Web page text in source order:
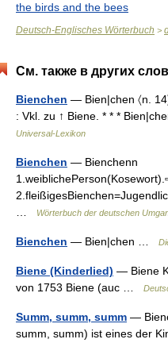
the birds and the bees
Deutsch-Englisches Wörterbuch >
См. также в других
Bienchen — Bien|chen 〈n.
: Vkl. zu ↑ Biene. * * *
Universal-Lexikon
Bienchen — Bienchenn
Wörterbuch der deutschen
Bienchen — Bien|chen …
Biene (Kinderlied) — Biene
von 1753 Biene (auc …
Summ, summ, summ —
summ, summ) ist eines der